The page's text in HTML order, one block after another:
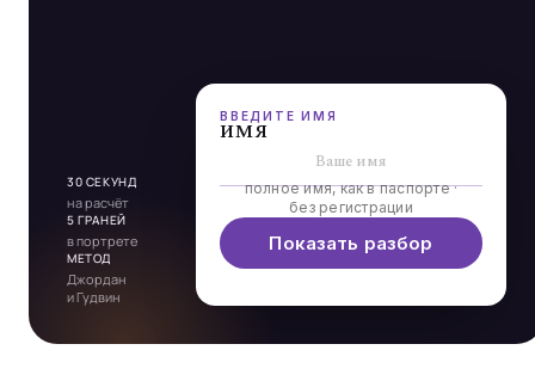
30 СЕКУНД
на расчёт
5 ГРАНЕЙ
в портрете
МЕТОД
Джордан
и Гудвин
ВВЕДИТЕ ИМЯ
имя
полное имя, как в паспорте ·
без регистрации
Показать разбор